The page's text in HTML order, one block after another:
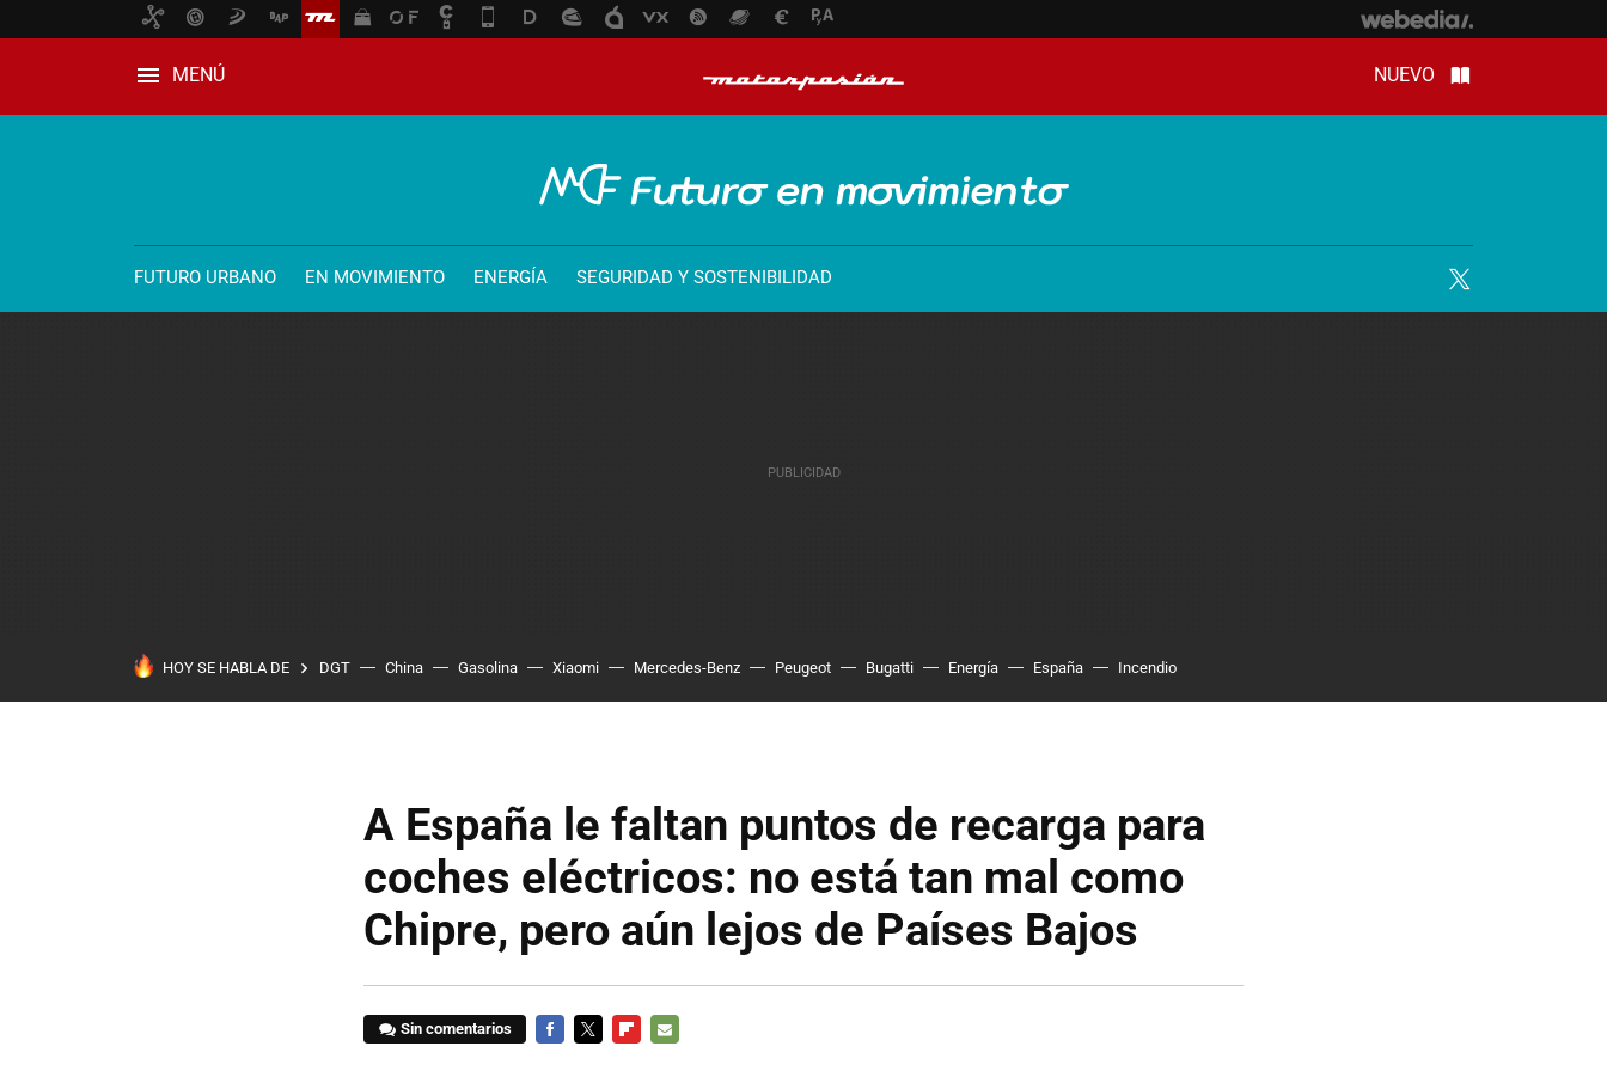
MENÚ NUEVO
FUTURO URBANO EN MOVIMIENTO ENERGÍA SEGURIDAD Y SOSTENIBILIDAD
HOY SE HABLA DE DGT China Gasolina Xiaomi Mercedes-Benz Peugeot Bugatti Energía España Incendio
A España le faltan puntos de recarga para
coches eléctricos: no está tan mal como
Chipre, pero aún lejos de Países Bajos
Sin comentarios